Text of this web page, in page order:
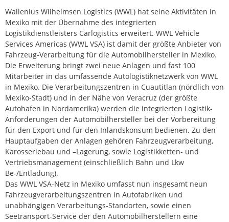
Wallenius Wilhelmsen Logistics (WWL) hat seine Aktivitäten in
Mexiko mit der Übernahme des integrierten
Logistikdienstleisters Carlogistics erweitert. WWL Vehicle
Services Americas (WWL VSA) ist damit der größte Anbieter von
Fahrzeug-Verarbeitung für die Automobilhersteller in Mexiko.
Die Erweiterung bringt zwei neue Anlagen und fast 100
Mitarbeiter in das umfassende Autologistiknetzwerk von WWL
in Mexiko. Die Verarbeitungszentren in Cuautitlan (nördlich von
Mexiko-Stadt) und in der Nähe von Veracruz (der größte
Autohafen in Nordamerika) werden die integrierten Logistik-
Anforderungen der Automobilhersteller bei der Vorbereitung
für den Export und für den Inlandskonsum bedienen. Zu den
Hauptaufgaben der Anlagen gehören Fahrzeugverarbeitung,
Karosseriebau und –Lagerung, sowie Logistikketten- und
Vertriebsmanagement (einschließlich Bahn und Lkw
Be-/Entladung).
Das WWL VSA-Netz in Mexiko umfasst nun insgesamt neun
Fahrzeugverarbeitungszentren in Autofabriken und
unabhängigen Verarbeitungs-Standorten, sowie einen
Seetransport-Service der den Automobilherstellern eine